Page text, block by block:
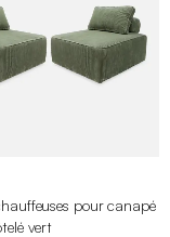
pour canapé
vert